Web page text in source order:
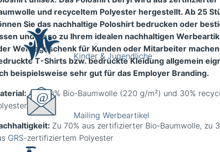
Kinder & Jugendliche
Mailing Werbeartikel
und recyceltem Polyester hergestellt. Ab 25
Sie das nachhaltige Poloshirt bedrucken oder
und es so zu Ihrem idealen nachhaltigen
Werbegeschenk für Kunden oder Mitarbeiter
T-Shirts bzw. bedruckte Kleidung allgemein
beispielsweise sehr gut für das Employer Branding.
Aus 70% Bio-Baumwolle (220 g/m²) und 30%
Zu 70% aus zertifizierter Bio-Baumwolle, zu
GRS-zertifiziertem Polyester